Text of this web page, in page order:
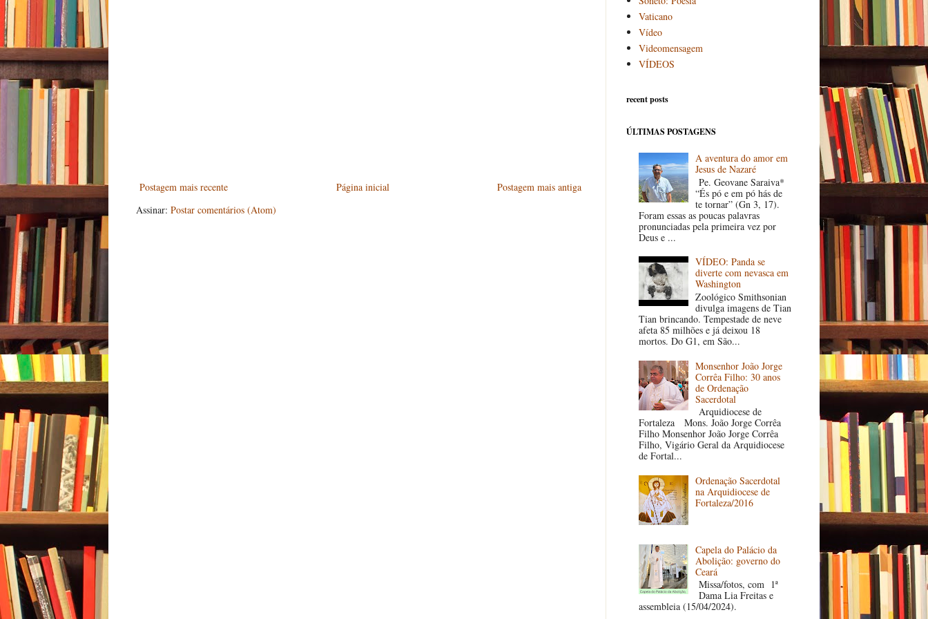
Postagem mais recente Postagem mais antiga
Página inicial
Assinar: Postar comentários (Atom)
Vaticano
Vídeo
Videomensagem
VÍDEOS
recent posts
ÚLTIMAS POSTAGENS
A aventura do amor em
Jesus de Nazaré
Pe. Geovane Saraiva*
“És pó e em pó hás de
te tornar” (Gn 3, 17).
Foram essas as poucas palavras
pronunciadas pela primeira vez por
Deus e ...
VÍDEO: Panda se
diverte com nevasca em
Washington
Zoológico Smithsonian
divulga imagens de Tian
Tian brincando. Tempestade de neve
afeta 85 milhões e já deixou 18
mortos. Do G1, em São...
Monsenhor João Jorge
Corrêa Filho: 30 anos
de Ordenação
Sacerdotal
Arquidiocese de
Fortaleza Mons. João Jorge Corrêa
Filho Monsenhor João Jorge Corrêa
Filho, Vigário Geral da Arquidiocese
de Fortal...
Ordenação Sacerdotal
na Arquidiocese de
Fortaleza/2016
Capela do Palácio da
Abolição: governo do
Ceará
Missa/fotos, com 1ª
Dama Lia Freitas e
assembleia (15/04/2024).